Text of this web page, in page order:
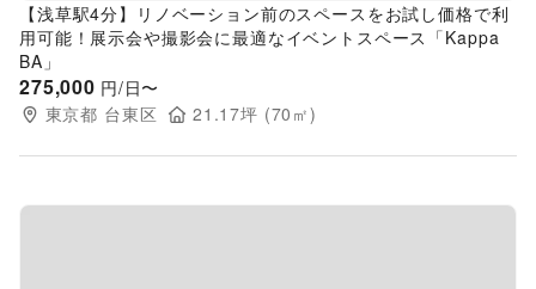
【浅草駅4分】リノベーション前のスペースをお試し価格で利
用可能！展示会や撮影会に最適なイベントスペース「Kappa
BA」
275,000 円/日〜
東京都 台東区 21.17坪 (70 ㎡)